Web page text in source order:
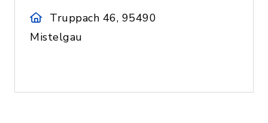
Truppach 46, 95490
Mistelgau